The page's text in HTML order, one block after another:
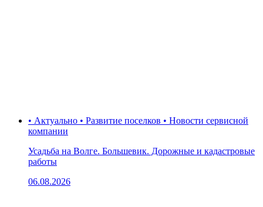
• Актуально • Развитие поселков • Новости сервисной
компании
Усадьба на Волге. Большевик. Дорожные и кадастровые
работы
06.08.2026